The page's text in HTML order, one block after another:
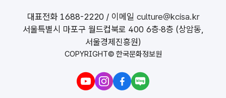
대표전화 1688-2220 / 이메일 culture@kcisa.kr
서울특별시 마포구 월드컵북로 400 6층·8층 (상암동,
서울경제진흥원)
COPYRIGHT© 한국문화정보원